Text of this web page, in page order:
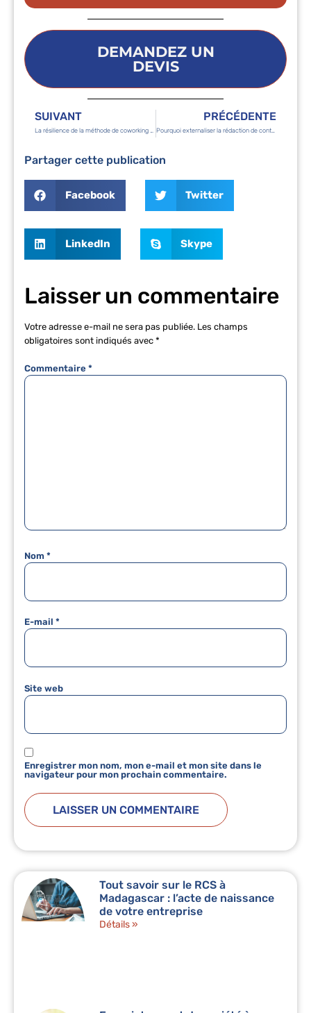
DEMANDEZ UN
DEVIS
SUIVANT PRÉCÉDENTE
Pourquoi externaliser la rédaction de contenu web
Partager cette publication
Facebook Twitter
LinkedIn Skype
Laisser un commentaire
Votre adresse e-mail ne sera pas publiée. Les champs
obligatoires sont indiqués avec *
Commentaire *
Nom *
E-mail *
Site web
Enregistrer mon nom, mon e-mail et mon site dans le
navigateur pour mon prochain commentaire.
Tout savoir sur le RCS à
Madagascar : l’acte de naissance
de votre entreprise
Détails »